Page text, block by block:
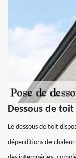
Dessous de
Le dessous de toit
déperditions de